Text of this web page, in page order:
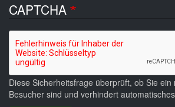
CAPTCHA
Diese Sicherheitsfrage überprüft, ob Sie ein
Besucher sind und verhindert